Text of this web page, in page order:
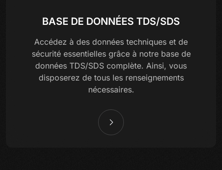
BASE DE DONNÉES TDS/SDS
Accédez à des données techniques et de
sécurité essentielles grâce à notre base de
données TDS/SDS complète. Ainsi, vous
disposerez de tous les renseignements
nécessaires.